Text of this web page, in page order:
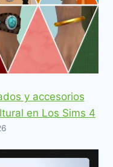
y accesorios
en Los Sims 4